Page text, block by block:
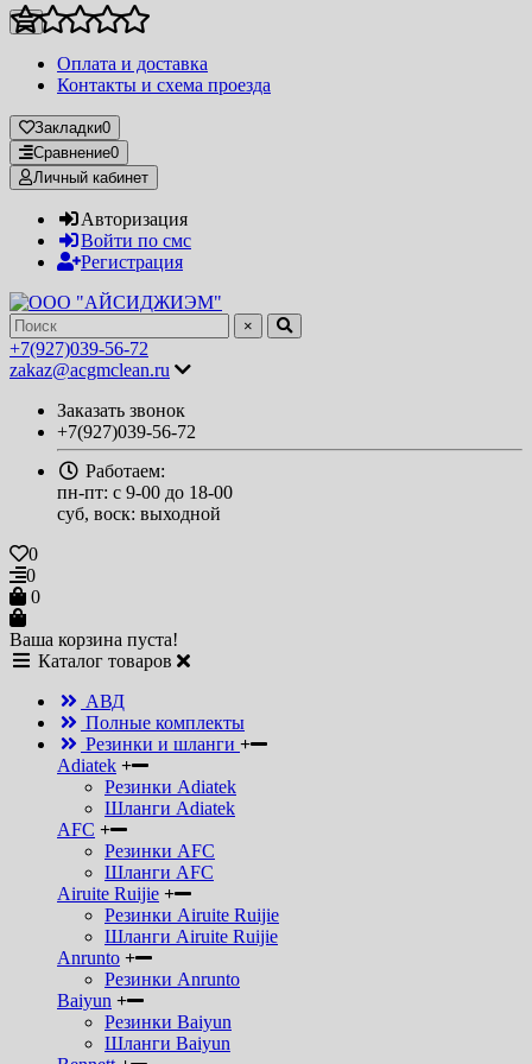
Оплата и доставка
Контакты и схема проезда
Закладки0
Сравнение0
Личный кабинет
Авторизация
Войти по смс
Регистрация
×
+7(927)039-56-72
zakaz@acgmclean.ru
Заказать звонок
+7(927)039-56-72
Работаем:
пн-пт: с 9-00 до 18-00
суб, воск: выходной
0
0
0
Ваша корзина пуста!
Каталог товаров
АВД
Полные комплекты
Резинки и шланги
Adiatek
Резинки Adiatek
Шланги Adiatek
AFC
Резинки AFC
Шланги AFC
Airuite Ruijie
Резинки Airuite Ruijie
Шланги Airuite Ruijie
Anrunto
Резинки Anrunto
Baiyun
Резинки Baiyun
Шланги Baiyun